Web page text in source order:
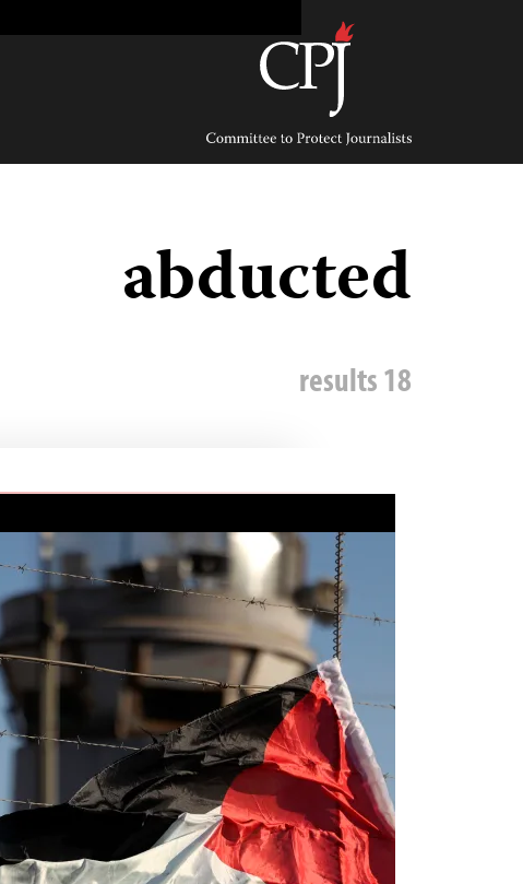
Committee
Protect
Journalists
abducted
18 results